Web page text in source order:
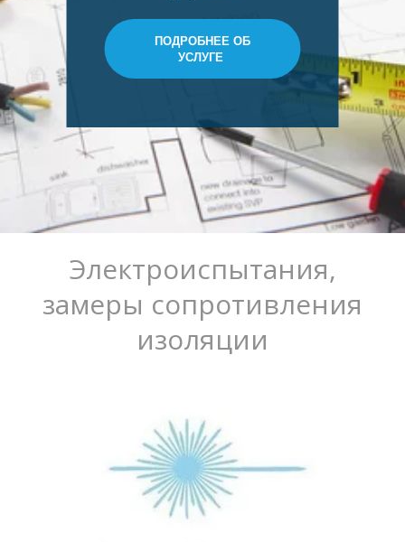
ПОДРОБНЕЕ ОБ
УСЛУГЕ
сопротивления
изоляции
Залог безопасной эксплуатации
электрооборудования
Электроиспытания,
замеры сопротивления
изоляции